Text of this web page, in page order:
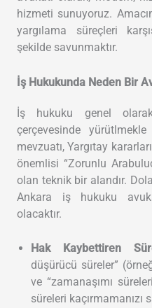
hizmeti sunuyoruz.
yargılama süreçleri
şekilde savunmaktır.
İş Hukukunda Neden Bir
İş hukuku genel
çerçevesinde
mevzuatı, Yargıtay
önemlisi “Zorunlu
olan teknik bir alandır.
Ankara iş hukuku
olacaktır.
Hak Kaybettiren
düşürücü süreler”
ve “zamanaşımı
süreleri kaçırmamanızı